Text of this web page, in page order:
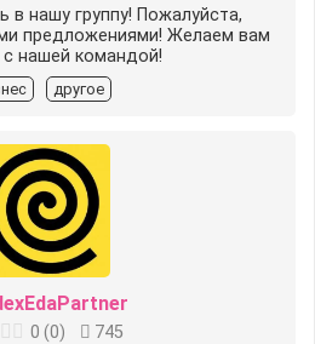
нашу группу! Пожалуйста,
предложениями! Желаем вам
нашей командой!
другое
0 (0)
745